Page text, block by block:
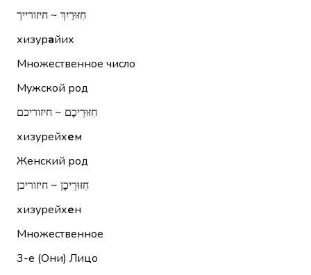
חִזּוּרַיִךְ ~ חיזורייך
хизурайих
Множественное число
Мужской род
חִזּוּרֵיכֶם ~ חיזוריכם
хизурейхем
Женский род
חִזּוּרֵיכֶן ~ חיזוריכן
хизурейхен
Множественное
3-е (Они) Лицо